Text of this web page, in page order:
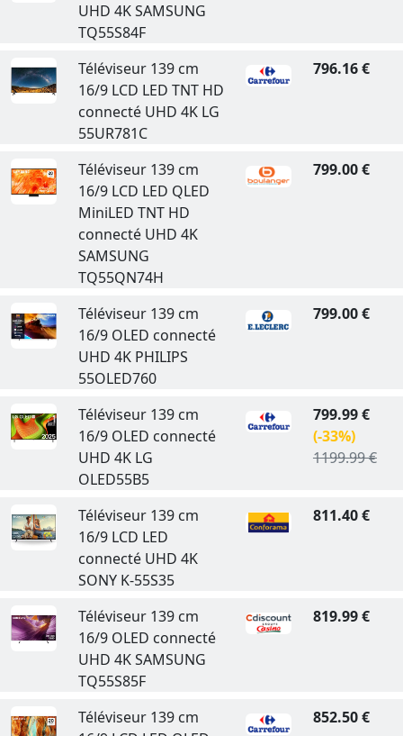
UHD 4K SAMSUNG
TQ55S84F
Téléviseur 139 cm
16/9 LCD LED TNT HD
connecté UHD 4K LG
55UR781C
796.16 €
Téléviseur 139 cm
16/9 LCD LED QLED
MiniLED TNT HD
connecté UHD 4K
SAMSUNG
TQ55QN74H
799.00 €
Téléviseur 139 cm
16/9 OLED connecté
UHD 4K PHILIPS
55OLED760
799.00 €
Téléviseur 139 cm
16/9 OLED connecté
UHD 4K LG
OLED55B5
799.99 €
(-33%)
1199.99 €
Téléviseur 139 cm
16/9 LCD LED
connecté UHD 4K
SONY K-55S35
811.40 €
Téléviseur 139 cm
16/9 OLED connecté
UHD 4K SAMSUNG
TQ55S85F
819.99 €
Téléviseur 139 cm
852.50 €